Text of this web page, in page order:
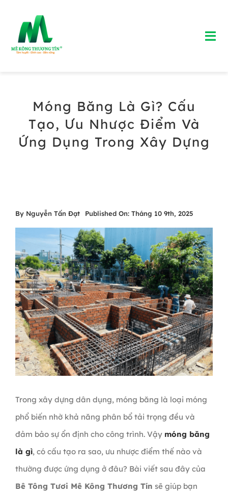
content
Giới Thiệu
Bảng Giá Bê Tông Tươi
Móng Băng Là Gì? Cấu
Tạo, Ưu Nhược Điểm Và
Ứng Dụng Trong Xây Dựng
By Nguyễn Tấn Đạt Published On: Tháng 10 9th, 2025
Trong xây dựng dân dụng, móng băng là loại móng
phổ biến nhờ khả năng phân bổ tải trọng đều và
đảm bảo sự ổn định cho công trình. Vậy móng băng
là gì, có cấu tạo ra sao, ưu nhược điểm thế nào và
thường được ứng dụng ở đâu? Bài viết sau đây của
Bê Tông Tươi Mê Kông Thương Tín sẽ giúp bạn